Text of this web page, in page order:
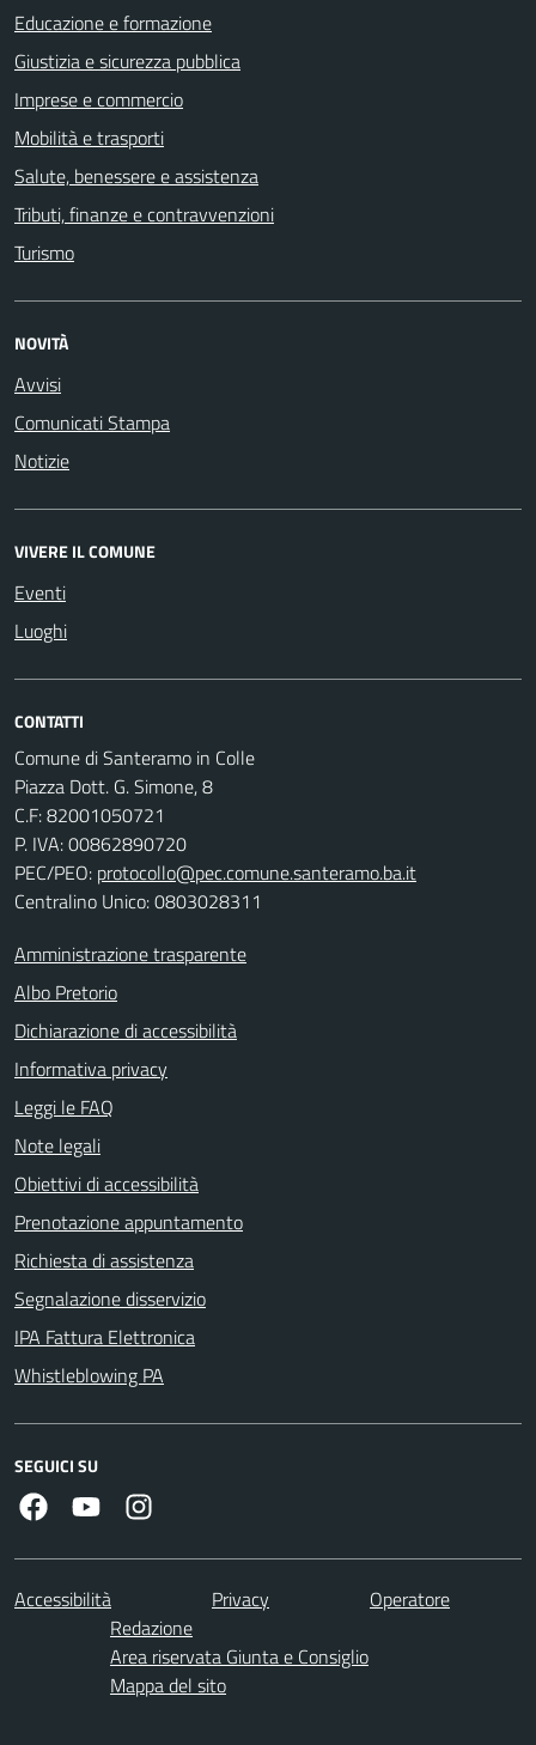
Educazione e formazione
Giustizia e sicurezza pubblica
Imprese e commercio
Mobilità e trasporti
Salute, benessere e assistenza
Tributi, finanze e contravvenzioni
Turismo
NOVITÀ
Avvisi
Comunicati Stampa
Notizie
VIVERE IL COMUNE
Eventi
Luoghi
CONTATTI
Comune di Santeramo in Colle
Piazza Dott. G. Simone, 8
C.F:82001050721
P. IVA:00862890720
PEC/PEO: protocollo@pec.comune.santeramo.ba.it
Centralino Unico: 0803028311
Amministrazione trasparente
Albo Pretorio
Dichiarazione di accessibilità
Informativa privacy
Leggi le FAQ
Note legali
Obiettivi di accessibilità
Prenotazione appuntamento
Richiesta di assistenza
Segnalazione disservizio
IPA Fattura Elettronica
Whistleblowing PA
SEGUICI SU
FacebookYoutube
Accessibilità Privacy
Operatore
Redazione
Area riservata Giunta e Consiglio
Mappa del sito